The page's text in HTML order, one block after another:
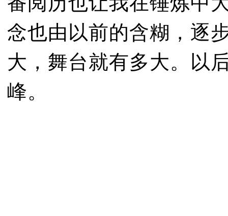
念也由以前的含糊，逐
大，舞台就有多大。以
峰。